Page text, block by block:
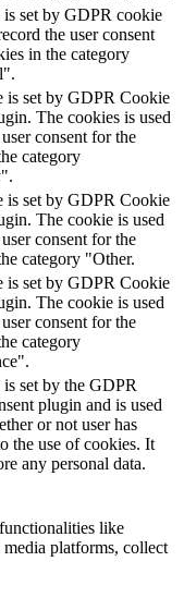
set by GDPR cookie
the user consent
in the category
is set by GDPR Cookie
The cookies is used
consent for the
category
is set by GDPR Cookie
The cookie is used
consent for the
category "Other.
is set by GDPR Cookie
The cookie is used
consent for the
category
set by the GDPR
plugin and is used
or not user has
the use of cookies. It
any personal data.
like
platforms, collect